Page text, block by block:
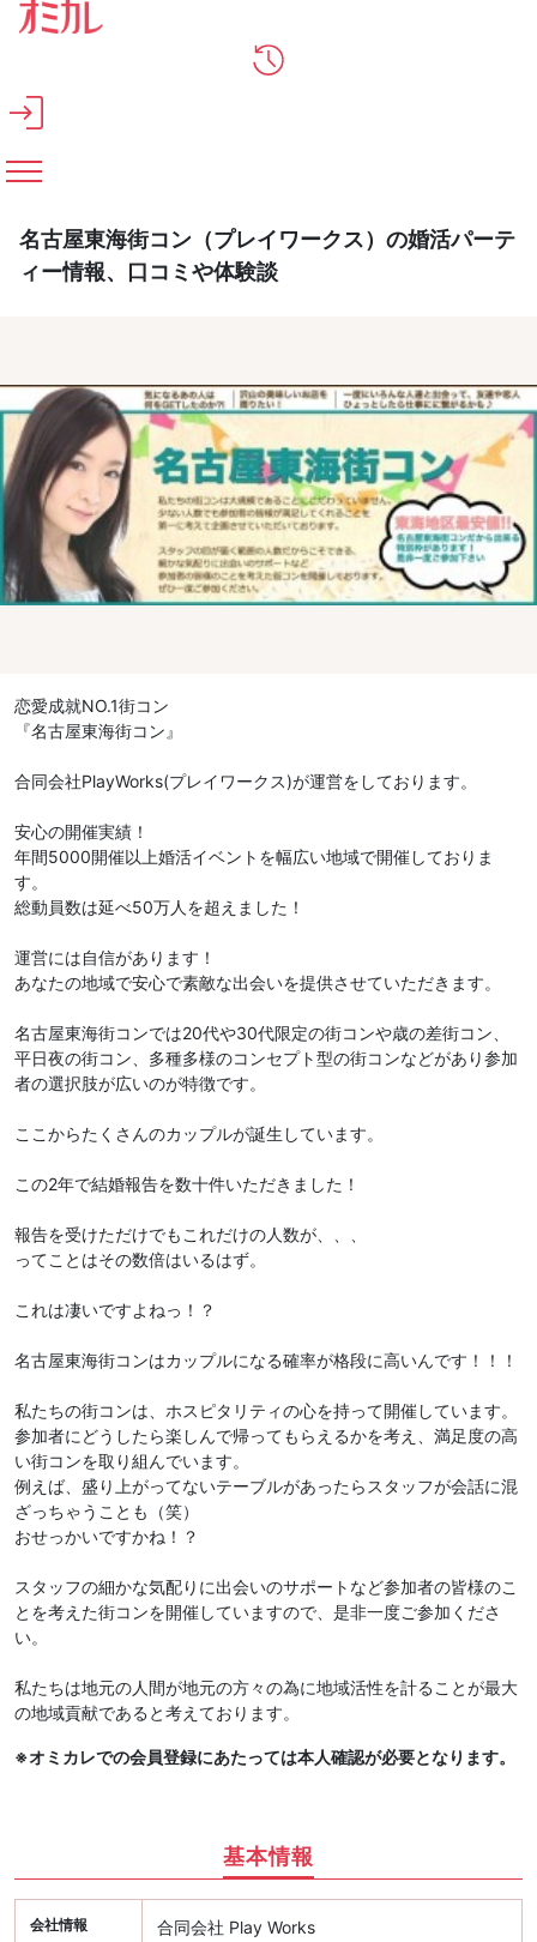
メインコンテンツへスキップ
名古屋東海街コン（プレイワークス）の婚活パーテ
ィー情報、口コミや体験談
恋愛成就NO.1街コン
『名古屋東海街コン』
合同会社PlayWorks(プレイワークス)が運営をしております。
安心の開催実績！
年間5000開催以上婚活イベントを幅広い地域で開催しておりま
す。
総動員数は延べ50万人を超えました！
運営には自信があります！
あなたの地域で安心で素敵な出会いを提供させていただきます。
名古屋東海街コンでは20代や30代限定の街コンや歳の差街コン、
平日夜の街コン、多種多様のコンセプト型の街コンなどがあり参加
者の選択肢が広いのが特徴です。
ここからたくさんのカップルが誕生しています。
この2年で結婚報告を数十件いただきました！
報告を受けただけでもこれだけの人数が、、、
ってことはその数倍はいるはず。
これは凄いですよねっ！？
名古屋東海街コンはカップルになる確率が格段に高いんです！！！
私たちの街コンは、ホスピタリティの心を持って開催しています。
参加者にどうしたら楽しんで帰ってもらえるかを考え、満足度の高
い街コンを取り組んでいます。
例えば、盛り上がってないテーブルがあったらスタッフが会話に混
ざっちゃうことも（笑）
おせっかいですかね！？
スタッフの細かな気配りに出会いのサポートなど参加者の皆様のこ
とを考えた街コンを開催していますので、是非一度ご参加くださ
い。
私たちは地元の人間が地元の方々の為に地域活性を計ることが最大
の地域貢献であると考えております。
※オミカレでの会員登録にあたっては本人確認が必要となります。
基本情報
会社情報 合同会社 Play Works